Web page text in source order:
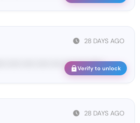
28 DAYS AGO
••••• ••••• ••••• •••• •••• •••• ••••••
Verify to unlock
28 DAYS AGO